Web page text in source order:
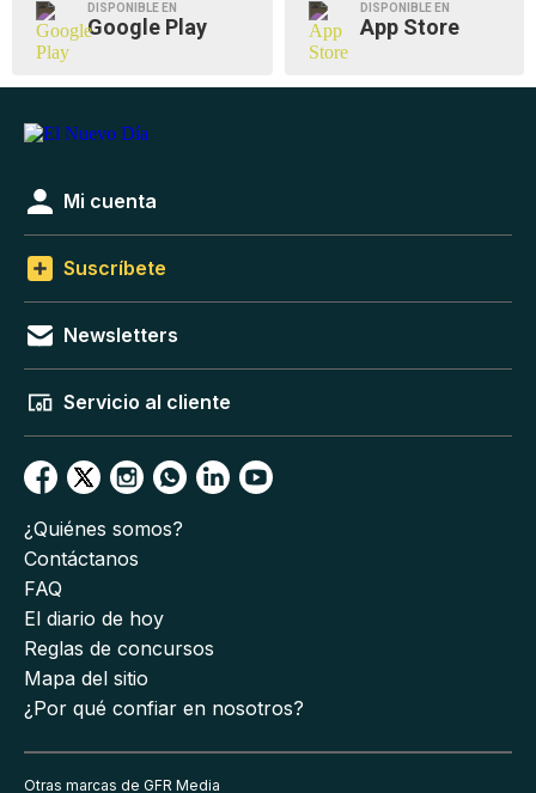
DISPONIBLE EN
Google Play
DISPONIBLE EN
App Store
Mi cuenta
Suscríbete
Newsletters
Servicio al cliente
¿Quiénes somos?
Contáctanos
FAQ
El diario de hoy
Reglas de concursos
Mapa del sitio
¿Por qué confiar en nosotros?
Otras marcas de GFR Media